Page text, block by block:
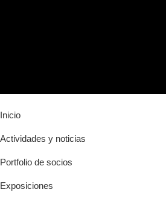
principal
Inicio
Actividades y noticias
Portfolio de socios
Exposiciones